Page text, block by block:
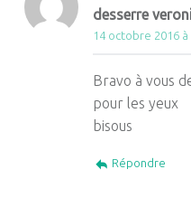
desserre
14 octobre 2016 à
Bravo à vous
pour les yeux
bisous
Répondre